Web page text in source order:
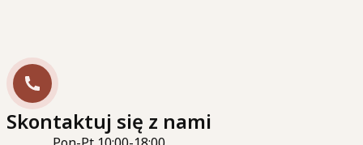
Skontaktuj się z nami